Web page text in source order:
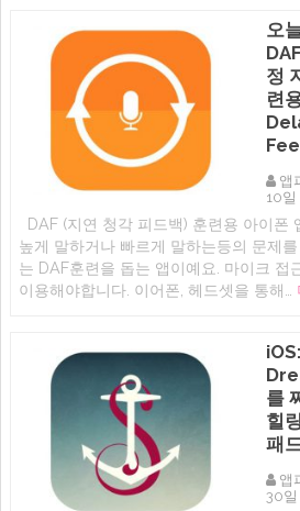
오
정
련
앱
10일
DAF (지연 청각 피드백) 훈련용 아이폰
높게 말하거나 빠르게 말하는등의 문제
는 DAF훈련을 돕는 앱이예요. 마이크 접
이용해야합니다. 이어폰, 헤드셋을 통해…
를
힐
패
앱
30일